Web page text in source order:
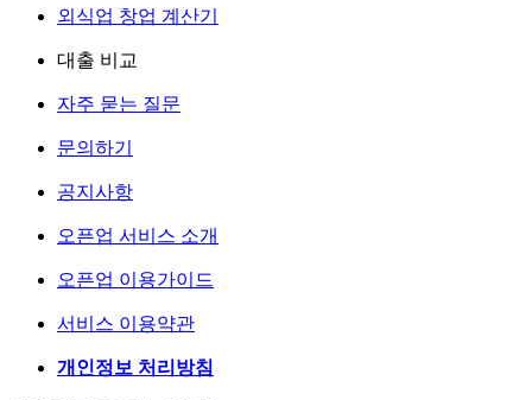
외식업 창업 계산기
대출 비교
자주 묻는 질문
문의하기
공지사항
오픈업 서비스 소개
오픈업 이용가이드
서비스 이용약관
개인정보 처리방침